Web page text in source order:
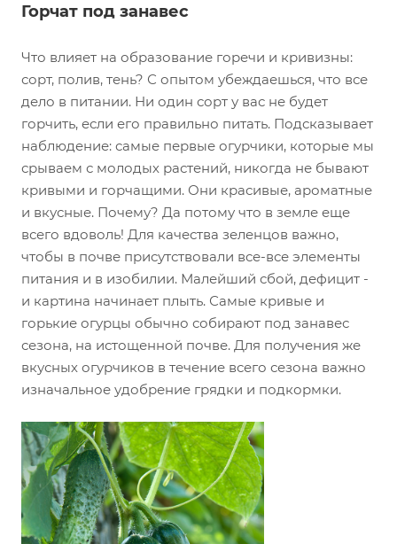
Горчат под занавес
Что влияет на образование горечи и кривизны:
сорт, полив, тень? С опытом убеждаешься, что все
дело в питании. Ни один сорт у вас не будет
горчить, если его правильно питать. Подсказывает
наблюдение: самые первые огурчики, которые мы
срываем с молодых растений, никогда не бывают
кривыми и горчащими. Они красивые, ароматные
и вкусные. Почему? Да потому что в земле еще
всего вдоволь! Для качества зеленцов важно,
чтобы в почве присутствовали все-все элементы
питания и в изобилии. Малейший сбой, дефицит -
и картина начинает плыть. Самые кривые и
горькие огурцы обычно собирают под занавес
сезона, на истощенной почве. Для получения же
вкусных огурчиков в течение всего сезона важно
изначальное удобрение грядки и подкормки.